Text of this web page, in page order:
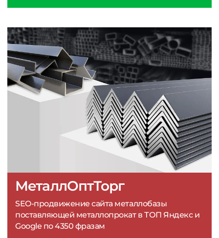
МеталлОптТорг
SEO-продвижение сайта металлобазы
поставляющей металлопрокат в ТОП Яндекс и
Google по 4350 фразам